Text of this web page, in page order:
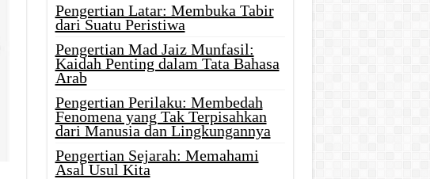
Pengertian Latar: Membuka Tabir
dari Suatu Peristiwa
Pengertian Mad Jaiz Munfasil:
Kaidah Penting dalam Tata Bahasa
Arab
Pengertian Perilaku: Membedah
Fenomena yang Tak Terpisahkan
dari Manusia dan Lingkungannya
Pengertian Sejarah: Memahami
Asal Usul Kita